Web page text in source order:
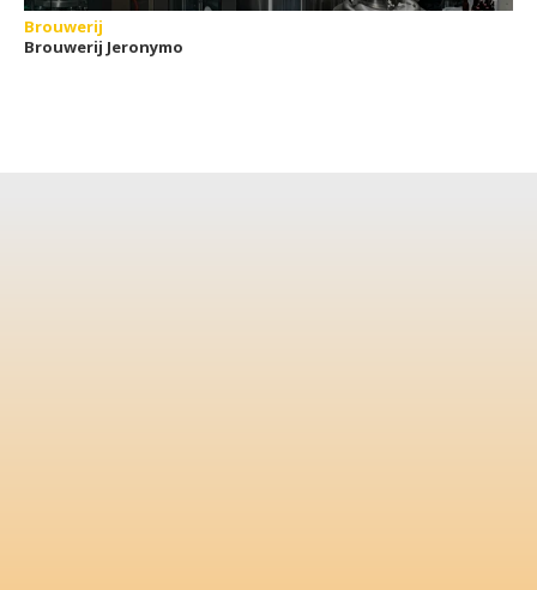
Brouwerij
Brouwerij Jeronymo